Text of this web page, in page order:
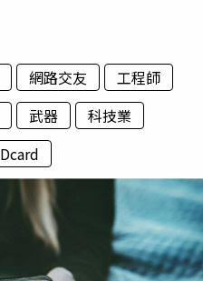
網路交友
工程師
武器
科技業
Dcard